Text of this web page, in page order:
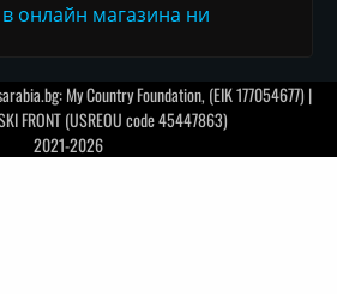
онлайн магазина ни
My Country Foundation, (EIK 177054677) |
FRONT (USREOU code 45447863)
2021-2026